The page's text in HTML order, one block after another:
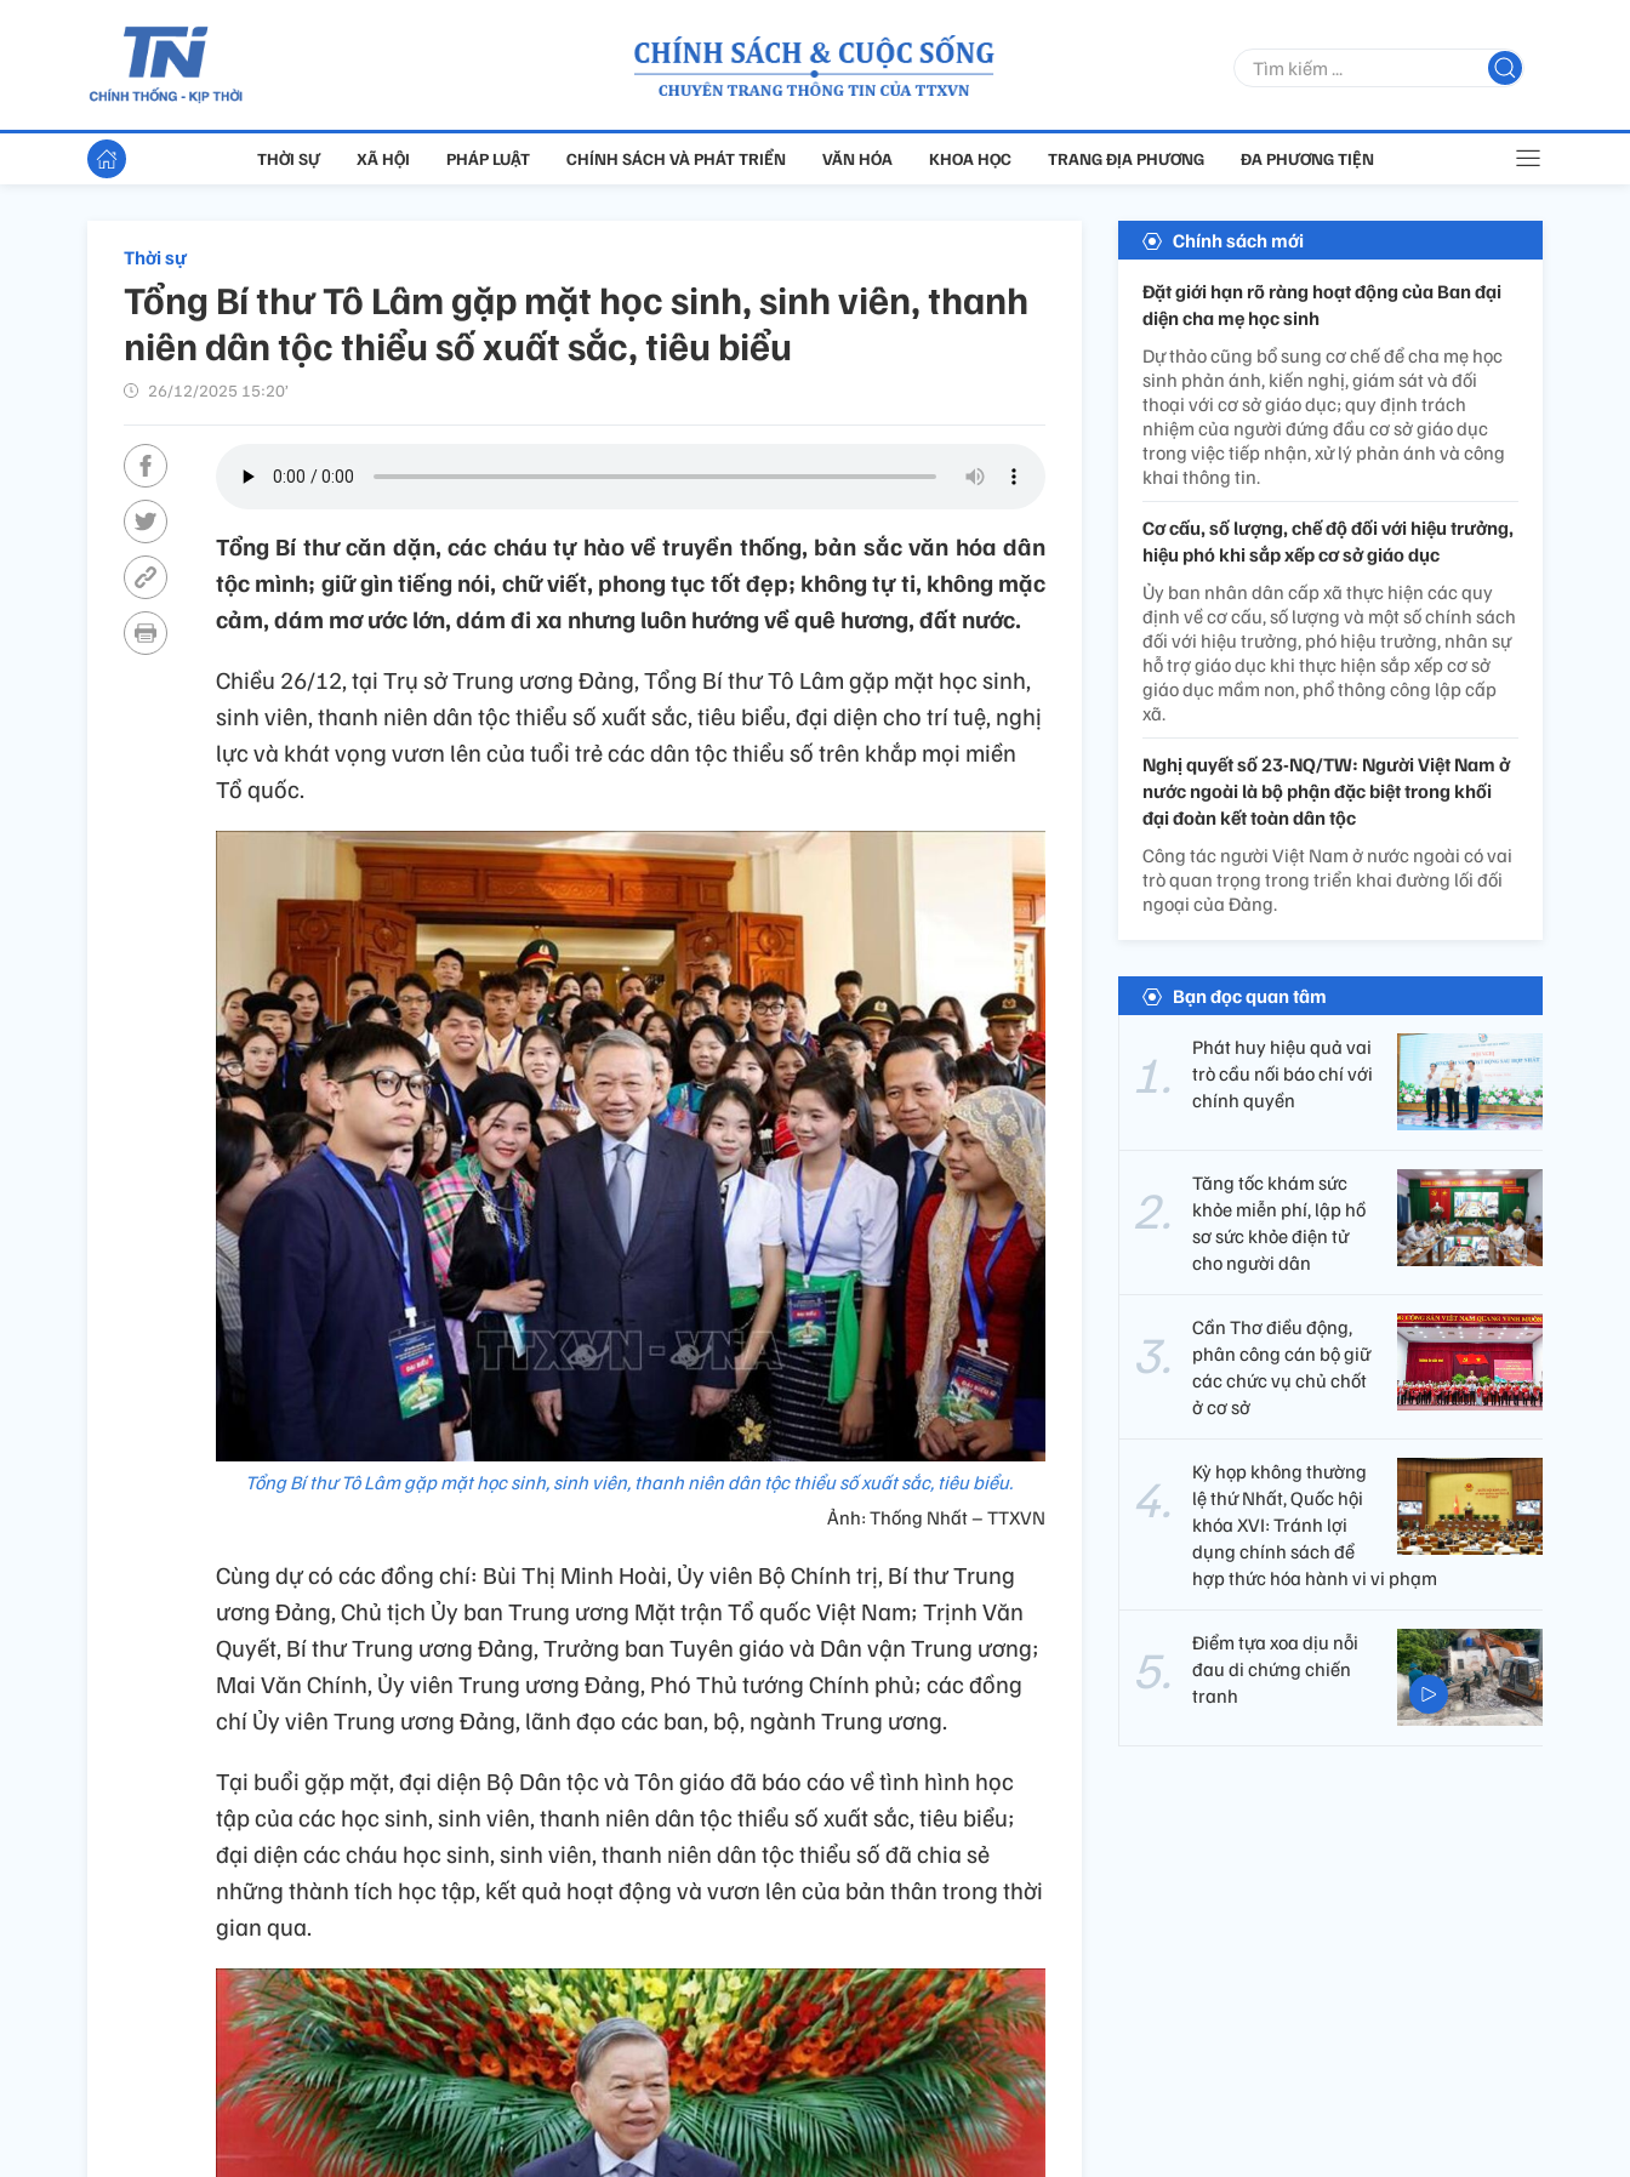
THỜI SỰ XÃ HỘI PHÁP LUẬT CHÍNH SÁCH VÀ PHÁT TRIỂN VĂN HÓA KHOA HỌC TRANG ĐỊA PHƯƠNG ĐA PHƯƠNG TIỆN
Thời sự
Tổng Bí thư Tô Lâm gặp mặt học sinh, sinh viên, thanh
niên dân tộc thiểu số xuất sắc, tiêu biểu
26/12/2025 15:20’
Tổng Bí thư căn dặn, các cháu tự hào về truyền thống, bản sắc văn hóa dân
tộc mình; giữ gìn tiếng nói, chữ viết, phong tục tốt đẹp; không tự ti, không mặc
cảm, dám mơ ước lớn, dám đi xa nhưng luôn hướng về quê hương, đất nước.
Chiều 26/12, tại Trụ sở Trung ương Đảng, Tổng Bí thư Tô Lâm gặp mặt học sinh,
sinh viên, thanh niên dân tộc thiểu số xuất sắc, tiêu biểu, đại diện cho trí tuệ, nghị
lực và khát vọng vươn lên của tuổi trẻ các dân tộc thiểu số trên khắp mọi miền
Tổ quốc.
Tổng Bí thư Tô Lâm gặp mặt học sinh, sinh viên, thanh niên dân tộc thiểu số xuất sắc, tiêu biểu.
Ảnh: Thống Nhất – TTXVN
Cùng dự có các đồng chí: Bùi Thị Minh Hoài, Ủy viên Bộ Chính trị, Bí thư Trung
ương Đảng, Chủ tịch Ủy ban Trung ương Mặt trận Tổ quốc Việt Nam; Trịnh Văn
Quyết, Bí thư Trung ương Đảng, Trưởng ban Tuyên giáo và Dân vận Trung ương;
Mai Văn Chính, Ủy viên Trung ương Đảng, Phó Thủ tướng Chính phủ; các đồng
chí Ủy viên Trung ương Đảng, lãnh đạo các ban, bộ, ngành Trung ương.
Tại buổi gặp mặt, đại diện Bộ Dân tộc và Tôn giáo đã báo cáo về tình hình học
tập của các học sinh, sinh viên, thanh niên dân tộc thiểu số xuất sắc, tiêu biểu;
đại diện các cháu học sinh, sinh viên, thanh niên dân tộc thiểu số đã chia sẻ
những thành tích học tập, kết quả hoạt động và vươn lên của bản thân trong thời
gian qua.
Chính sách mới
Đặt giới hạn rõ ràng hoạt động của Ban đại
diện cha mẹ học sinh
Dự thảo cũng bổ sung cơ chế để cha mẹ học
sinh phản ánh, kiến nghị, giám sát và đối
thoại với cơ sở giáo dục; quy định trách
nhiệm của người đứng đầu cơ sở giáo dục
trong việc tiếp nhận, xử lý phản ánh và công
khai thông tin.
Cơ cấu, số lượng, chế độ đối với hiệu trưởng,
hiệu phó khi sắp xếp cơ sở giáo dục
Ủy ban nhân dân cấp xã thực hiện các quy
định về cơ cấu, số lượng và một số chính sách
đối với hiệu trưởng, phó hiệu trưởng, nhân sự
hỗ trợ giáo dục khi thực hiện sắp xếp cơ sở
giáo dục mầm non, phổ thông công lập cấp
xã.
Nghị quyết số 23-NQ/TW: Người Việt Nam ở
nước ngoài là bộ phận đặc biệt trong khối
đại đoàn kết toàn dân tộc
Công tác người Việt Nam ở nước ngoài có vai
trò quan trọng trong triển khai đường lối đối
ngoại của Đảng.
Bạn đọc quan tâm
Phát huy hiệu quả vai
trò cầu nối báo chí với
chính quyền
Tăng tốc khám sức
khỏe miễn phí, lập hồ
sơ sức khỏe điện tử
cho người dân
Cần Thơ điều động,
phân công cán bộ giữ
các chức vụ chủ chốt
ở cơ sở
Kỳ họp không thường
lệ thứ Nhất, Quốc hội
khóa XVI: Tránh lợi
dụng chính sách để
hợp thức hóa hành vi vi phạm
Điểm tựa xoa dịu nỗi
đau di chứng chiến
tranh